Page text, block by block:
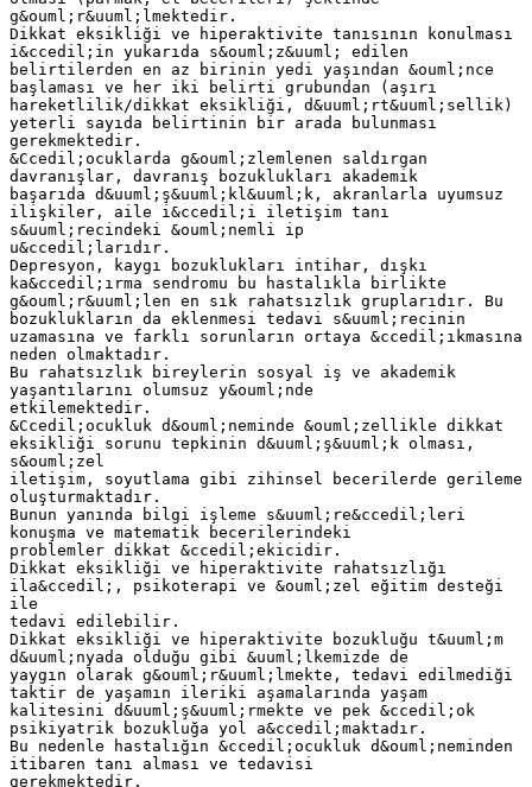
g&ouml;r&uuml;lmektedir.
Dikkat eksikliği ve hiperaktivite tanısının konulması
i&ccedil;in yukarıda s&ouml;z&uuml; edilen
belirtilerden en az birinin yedi yaşından &ouml;nce
başlaması ve her iki belirti grubundan (aşırı
hareketlilik/dikkat eksikliği, d&uuml;rt&uuml;sellik)
yeterli sayıda belirtinin bir arada bulunması
gerekmektedir.
&Ccedil;ocuklarda g&ouml;zlemlenen saldırgan
davranışlar, davranış bozuklukları akademik
başarıda d&uuml;ş&uuml;kl&uuml;k, akranlarla uyumsuz
ilişkiler, aile i&ccedil;i iletişim tanı
s&uuml;recindeki &ouml;nemli ip
u&ccedil;larıdır.
Depresyon, kaygı bozuklukları intihar, dışkı
ka&ccedil;ırma sendromu bu hastalıkla birlikte
g&ouml;r&uuml;len en sık rahatsızlık gruplarıdır. Bu
bozuklukların da eklenmesi tedavi s&uuml;recinin
uzamasına ve farklı sorunların ortaya &ccedil;ıkmasına
neden olmaktadır.
Bu rahatsızlık bireylerin sosyal iş ve akademik
yaşantılarını olumsuz y&ouml;nde
etkilemektedir.
&Ccedil;ocukluk d&ouml;neminde &ouml;zellikle dikkat
eksikliği sorunu tepkinin d&uuml;ş&uuml;k olması,
s&ouml;zel
iletişim, soyutlama gibi zihinsel becerilerde gerileme
oluşturmaktadır.
Bunun yanında bilgi işleme s&uuml;re&ccedil;leri
konuşma ve matematik becerilerindeki
problemler dikkat &ccedil;ekicidir.
Dikkat eksikliği ve hiperaktivite rahatsızlığı
ila&ccedil;, psikoterapi ve &ouml;zel eğitim desteği
ile
tedavi edilebilir.
Dikkat eksikliği ve hiperaktivite bozukluğu t&uuml;m
d&uuml;nyada olduğu gibi &uuml;lkemizde de
yaygın olarak g&ouml;r&uuml;lmekte, tedavi edilmediği
taktir de yaşamın ileriki aşamalarında yaşam
kalitesini d&uuml;ş&uuml;rmekte ve pek &ccedil;ok
psikiyatrik bozukluğa yol a&ccedil;maktadır.
Bu nedenle hastalığın &ccedil;ocukluk d&ouml;neminden
itibaren tanı alması ve tedavisi
gerekmektedir.